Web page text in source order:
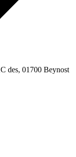
des, 01700 Beynost